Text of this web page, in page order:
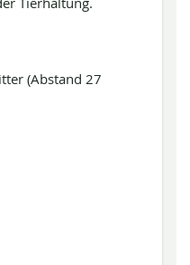
(Abstand 27